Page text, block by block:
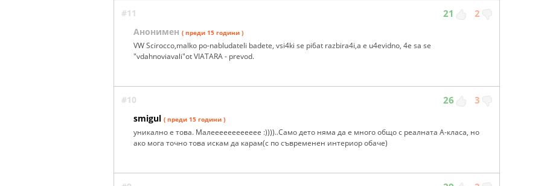
#11 21 2
Анонимен ( преди 15 години )
VW Scirocco,malko po-nabludateli badete, vsi4ki se pi6at razbira4i,a e u4evidno, 4e sa se
"vdahnoviavali"ot VIATARA - prevod.
#10 26 3
smigul ( преди 15 години )
уникално е това. Малееееееееееее :))))..Само дето няма да е много общо с реалната А-класа, но
ако мога точно това искам да карам(с по съвременен интериор обаче)